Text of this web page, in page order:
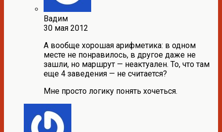
Вадим
30 мая 2012
А вообще хорошая арифметика: в одном
месте не понравилось, в другое даже не
зашли, но маршрут — неактуален. То, что там
еще 4 заведения — не считается?
Мне просто логику понять хочеться.